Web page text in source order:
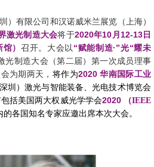
）有限公司和汉诺威米兰展览（上海）
激光制造大会将于2020年10 月 12-13日
馆）召开。大会以 “赋能制造·”光“耀未
光制造大会（第二届）第一次成员理事
为期两天， 将作为2020华南国际工业
圳）激光与智能装备、光电技术博览会
包括美国两大权威光学学会2020
（IEEE
的各国知名专家应邀出席本次大会。